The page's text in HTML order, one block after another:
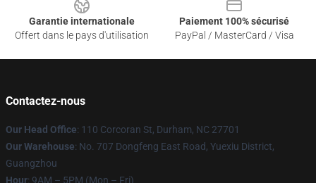
Garantie internationale
Offert dans le pays d'utilisation
Paiement 100% sécurisé
PayPal / MasterCard / Visa
Contactez-nous
Our Head Office: 110 Corcoran St, Durham, NC 27701
Our Warehouse: No. 707 Dongfeng East Road, Yuexiu District,
Guangzhou
Hour: 9AM – 5PM (Mon – Fri)